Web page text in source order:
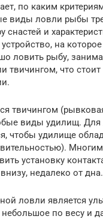
по каким
виды ловли рыбы
снастей и
на
ловить рыбу,
твичингом, что стоит
твичингом
виды удилищ.
чтобы удилище
установку
недалеко от дна.
ловли является
небольшое по весу и